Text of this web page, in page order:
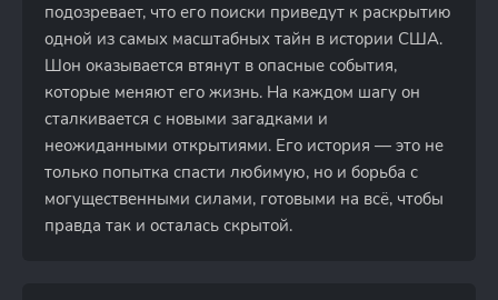
подозревает, что его поиски приведут к раскрытию
одной из самых масштабных тайн в истории США.
Шон оказывается втянут в опасные события,
которые меняют его жизнь. На каждом шагу он
сталкивается с новыми загадками и
неожиданными открытиями. Его история — это не
только попытка спасти любимую, но и борьба с
могущественными силами, готовыми на всё, чтобы
правда так и осталась скрытой.